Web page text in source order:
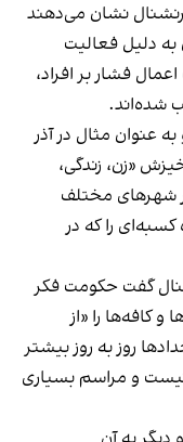
نشان می‌دهند
دلیل فعالیت
فشار بر افراد،
شده‌اند.
عنوان مثال در آذر
خیزش «زن، زندگی،
شهرهای مختلف
کسبه‌ای را که در
گفت حکومت فکر
و کافه‌ها را «از
روز به روز بیشتر
و مراسم بسیاری